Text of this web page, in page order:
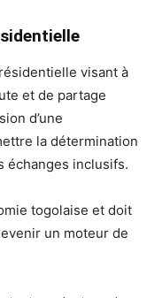
visant à
et de partage
d’une
la détermination
échanges inclusifs.
togolaise et doit
un moteur de